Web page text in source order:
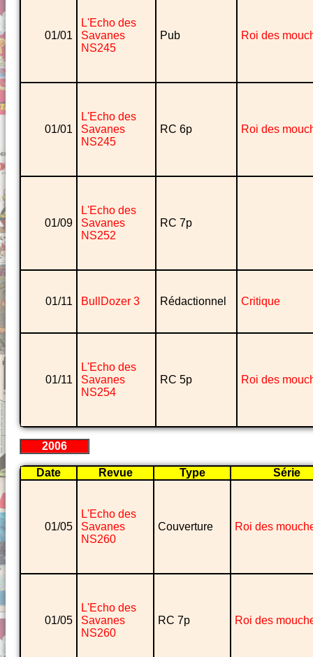
01/01
L'Echo des
Savanes
NS245
Pub Roi des
01/01
L'Echo des
Savanes
NS245
RC 6p Roi des
01/09
L'Echo des
Savanes
NS252
RC 7p
01/11 BullDozer 3 Rédactionnel Critique
01/11
L'Echo des
Savanes
NS254
RC 5p Roi des
2006
Date Revue Type Série
01/05
L'Echo des
Savanes
NS260
Couverture Roi des
01/05
L'Echo des
Savanes
NS260
RC 7p Roi des